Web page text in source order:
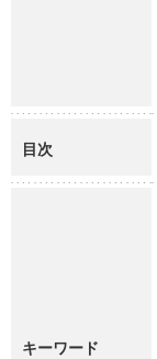
目次
キーワード